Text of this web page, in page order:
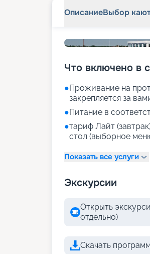
ОписаниеВыбор
Что включено в
●Проживание на
закрепляется за
●Питание в
●тариф Лайт
стол (выборное
Показать все услуги
Экскурсии
Открыть
отдельно)
Скачать